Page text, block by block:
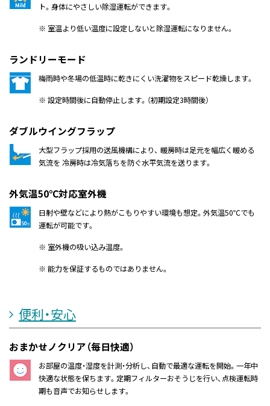
ト。身体にやさしい除湿運転ができます。
※ 室温より低い温度に設定しないと除湿運転になりません。
ランドリーモード
梅雨時や冬場の低温時に乾きにくい洗濯物をスピード乾燥します。
※ 設定時間後に自動停止します。（初期設定3時間後）
ダブルウイングフラップ
大型フラップ採用の送風機構により、 暖房時は足元を幅広く暖める
気流を 冷房時は冷気落ちを防ぐ水平気流を送ります。
外気温50℃対応室外機
日射や壁などにより熱がこもりやすい環境も想定。外気温50℃でも
運転が可能です。
※ 室外機の吸い込み温度。
※ 能力を保証するものではありません。
便利・安心
おまかせノクリア（毎日快適）
お部屋の温度・湿度を計測・分析し、自動で最適な運転を開始。一年中
快適な状態を保ちます。定期フィルターおそうじを行い、点検運転時
期も音声でお知らせします。